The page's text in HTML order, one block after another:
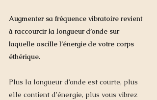
Augmenter sa fréquence vibratoire revient
à raccourcir la longueur d’onde sur
laquelle oscille l’énergie de votre corps
éthérique.
Plus la longueur d’onde est courte, plus
elle contient d’énergie, plus vous vibrez